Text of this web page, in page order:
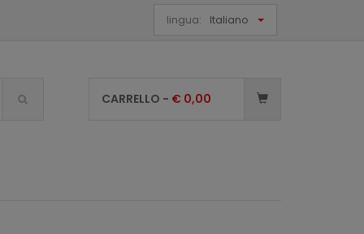
lingua: Italiano
CARRELLO - € 0,00